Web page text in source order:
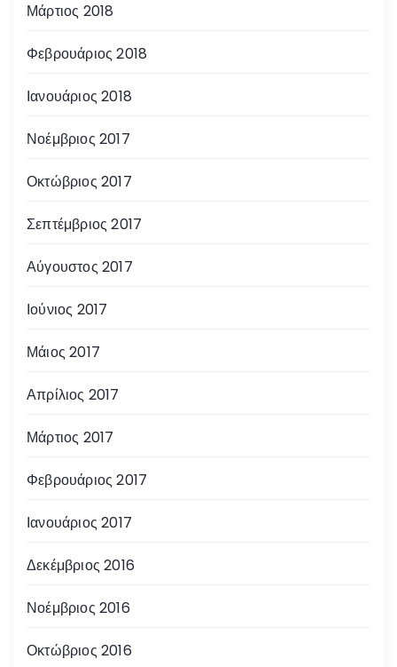
Μάρτιος 2018
Φεβρουάριος 2018
Ιανουάριος 2018
Νοέμβριος 2017
Οκτώβριος 2017
Σεπτέμβριος 2017
Αύγουστος 2017
Ιούνιος 2017
Μάιος 2017
Απρίλιος 2017
Μάρτιος 2017
Φεβρουάριος 2017
Ιανουάριος 2017
Δεκέμβριος 2016
Νοέμβριος 2016
Οκτώβριος 2016